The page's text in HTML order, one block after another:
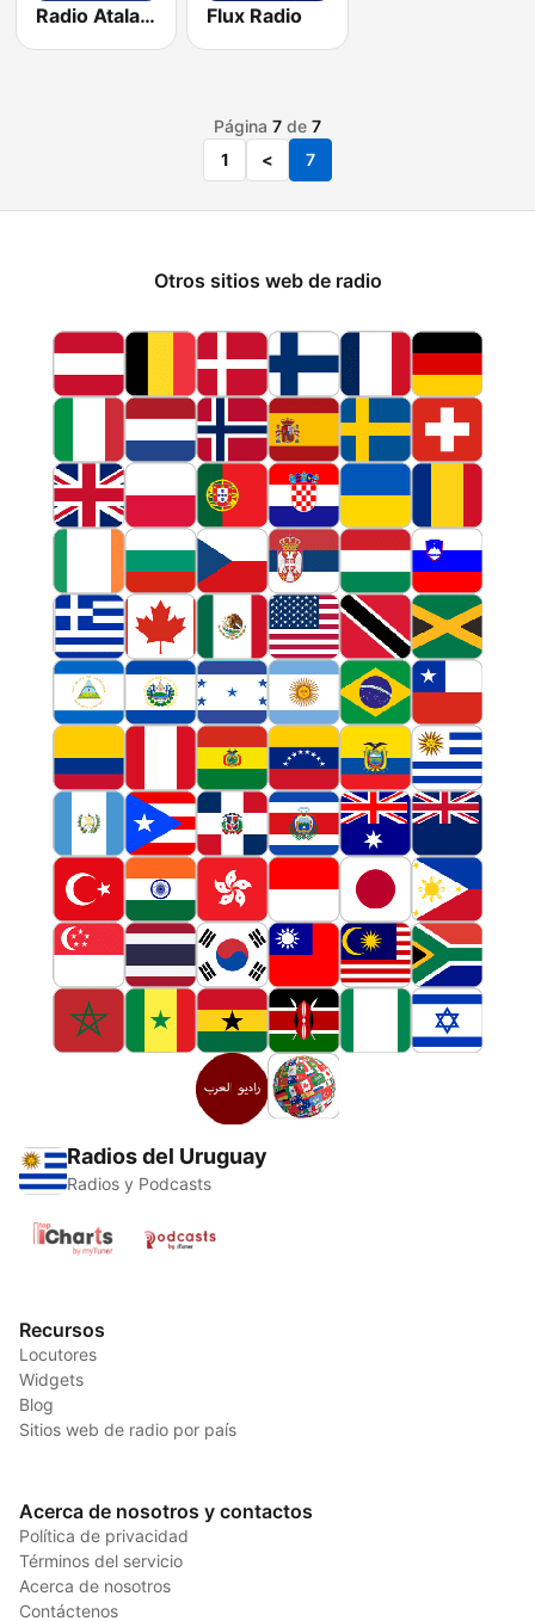
Radio Atalaias Channel Flux Radio
Página 7 de 7
1
< 7
Otros sitios web de radio
Radios del Uruguay
Radios y Podcasts
Recursos
Locutores
Widgets
Blog
Sitios web de radio por país
Acerca de nosotros y contactos
Política de privacidad
Términos del servicio
Acerca de nosotros
Contáctenos